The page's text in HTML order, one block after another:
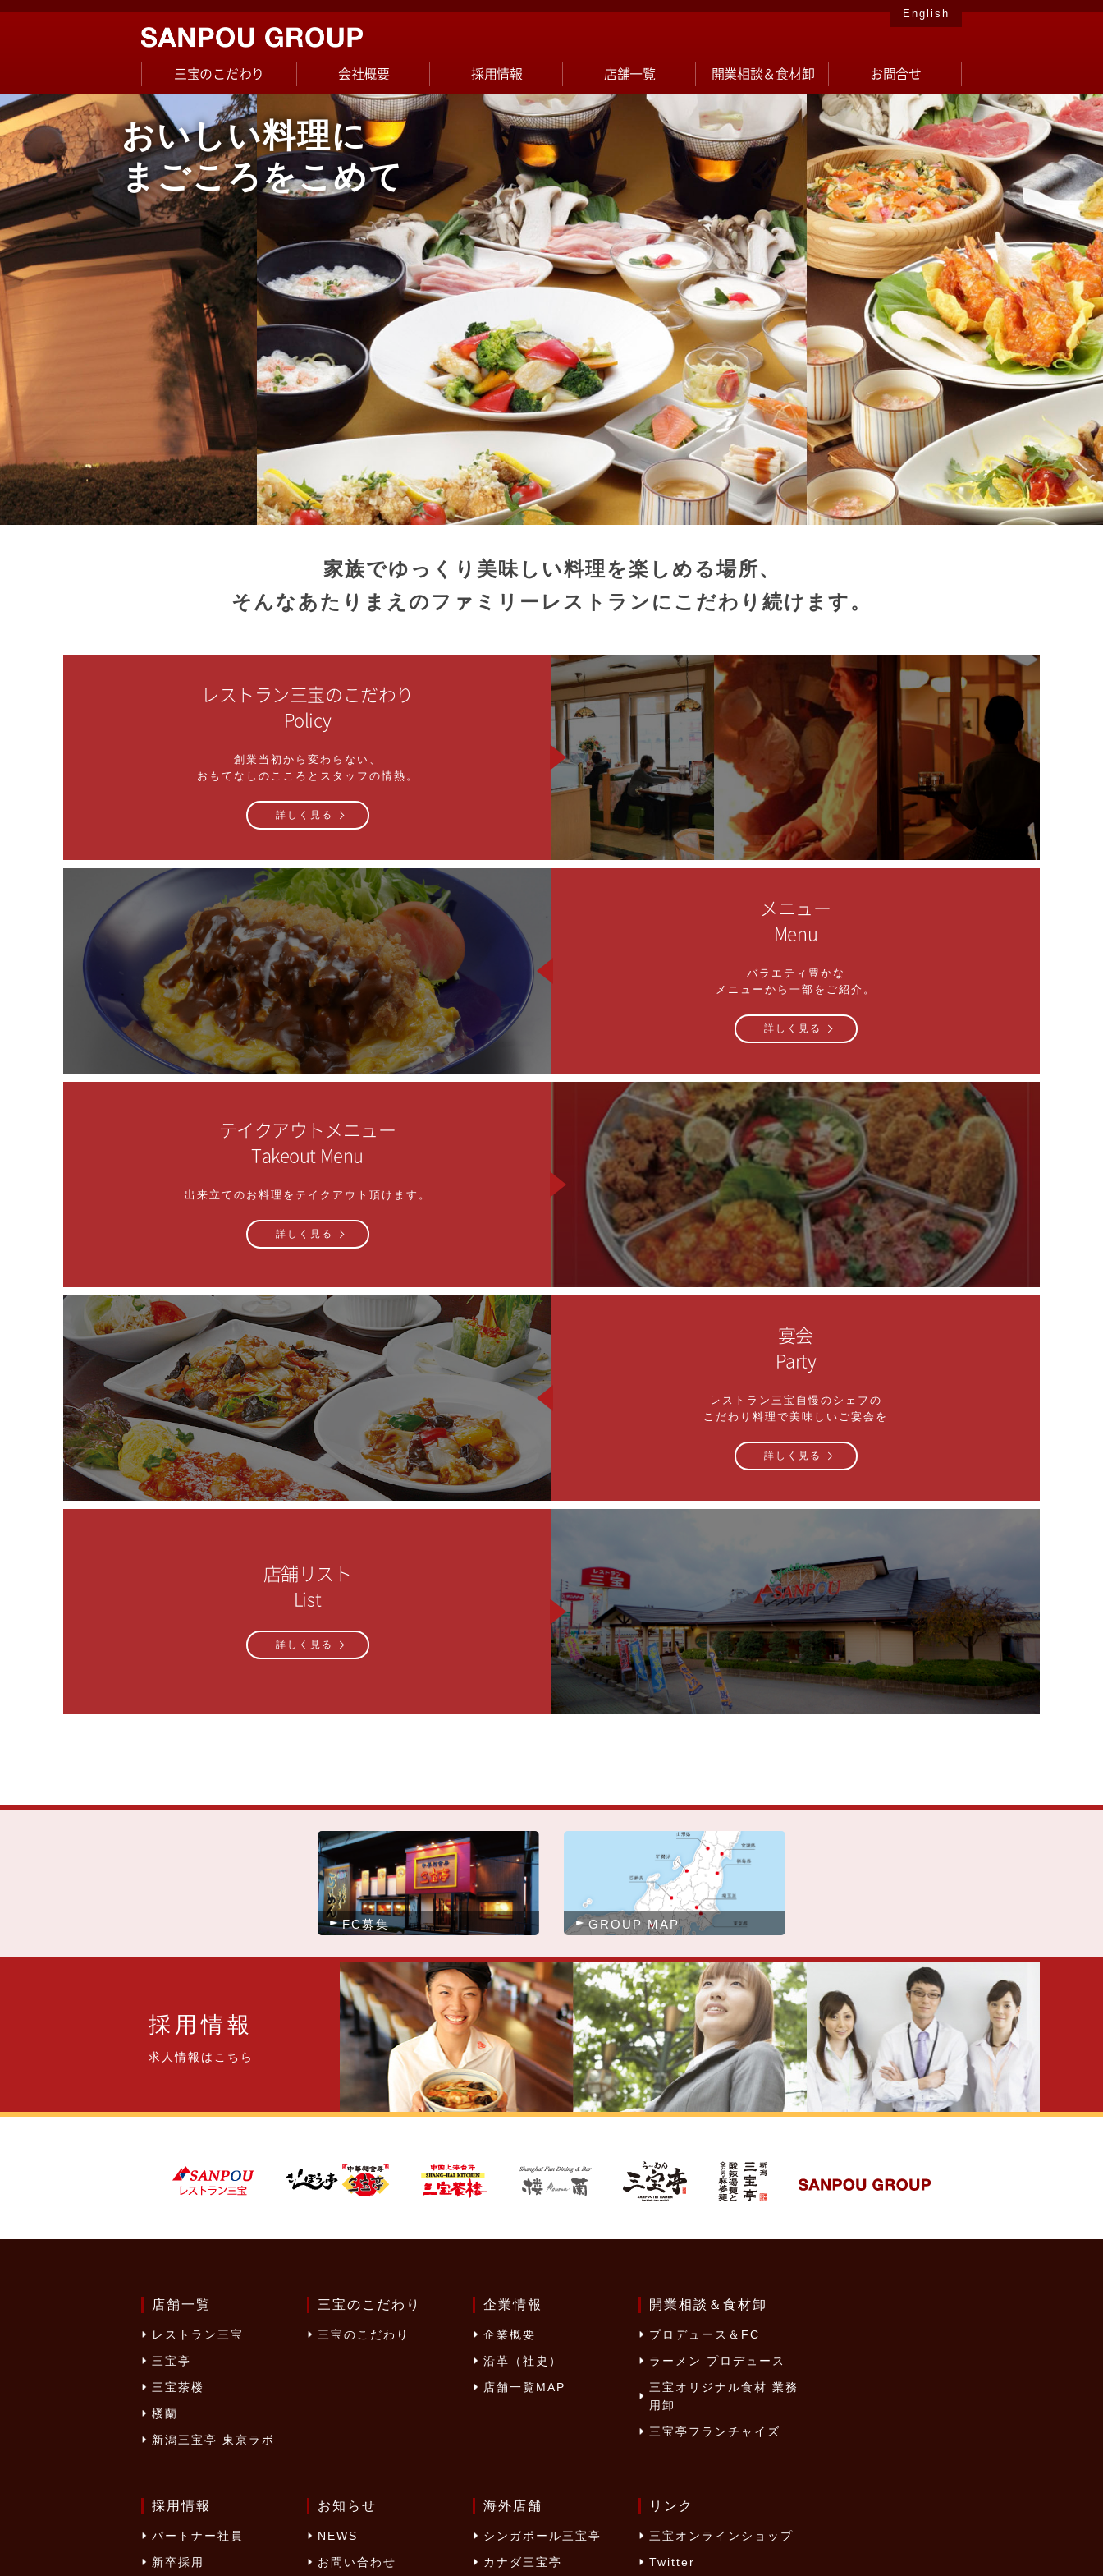
English
三宝のこだわり 会社概要 採用情報 店舗一覧 開業相談＆食材卸 お問合せ
おいしい料理に
まごころをこめて
家族でゆっくり美味しい料理を楽しめる場所、
そんなあたりまえのファミリーレストランにこだわり続けます。
レストラン三宝のこだわり
Policy
創業当初から変わらない、
おもてなしのこころとスタッフの情熱。
詳しく見る
メニュー
Menu
バラエティ豊かな
メニューから一部をご紹介。
詳しく見る
テイクアウトメニュー
Takeout Menu
出来立てのお料理をテイクアウト頂けます。
詳しく見る
宴会
Party
レストラン三宝自慢のシェフの
こだわり料理で美味しいご宴会を
詳しく見る
店舗リスト
List
詳しく見る
FC募集 GROUP MAP
採用情報
求人情報はこちら
店舗一覧
レストラン三宝
三宝亭
三宝茶楼
楼蘭
新潟三宝亭 東京ラボ
三宝のこだわり
三宝のこだわり
企業情報
企業概要
沿革（社史）
店舗一覧MAP
開業相談＆食材卸
プロデュース＆FC
ラーメン プロデュース
三宝オリジナル食材 業務
用卸
三宝亭フランチャイズ
採用情報
パートナー社員
新卒採用
お知らせ
NEWS
お問い合わせ
海外店舗
シンガポール三宝亭
カナダ三宝亭
リンク
三宝オンラインショップ
Twitter